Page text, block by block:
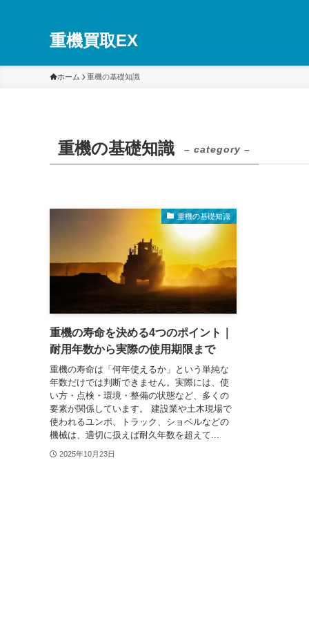
重機買取EX
ホーム 重機の基礎知識
重機の基礎知識 – category –
重機の基礎知識
重機の寿命を決める4つのポイント｜
耐用年数から実際の使用期限まで
重機の寿命は「何年使えるか」という単純な
年数だけでは判断できません。実際には、使
い方・点検・環境・整備の状態など、多くの
要素が関係しています。 建設業や土木現場で
使われるユンボ、トラック、ショベルなどの
機械は、適切に扱えば耐久年数を超えて...
2025年10月23日